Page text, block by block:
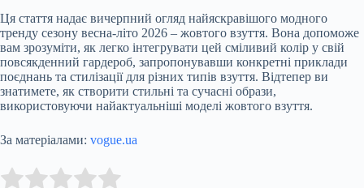
Ця стаття надає вичерпний огляд найяскравішого модного
тренду сезону весна-літо 2026 – жовтого взуття. Вона допоможе
вам зрозуміти, як легко інтегрувати цей сміливий колір у свій
повсякденний гардероб, запропонувавши конкретні приклади
поєднань та стилізації для різних типів взуття. Відтепер ви
знатимете, як створити стильні та сучасні образи,
використовуючи найактуальніші моделі жовтого взуття.
За матеріалами: vogue.ua
Rate this item: